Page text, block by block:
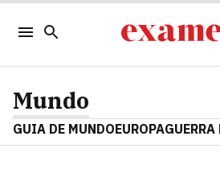
Mundo
GUIA DE MUNDOEUROPA